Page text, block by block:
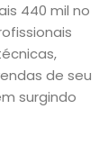
440 mil no
de seu
surgindo